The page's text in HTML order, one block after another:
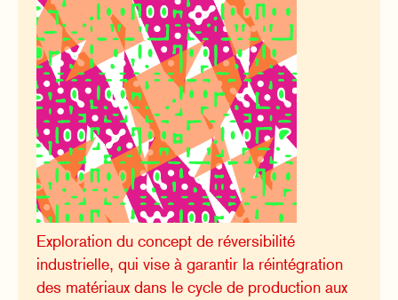
Exploration du concept de réversibilité
industrielle, qui vise à garantir la réintégration
des matériaux dans le cycle de production aux